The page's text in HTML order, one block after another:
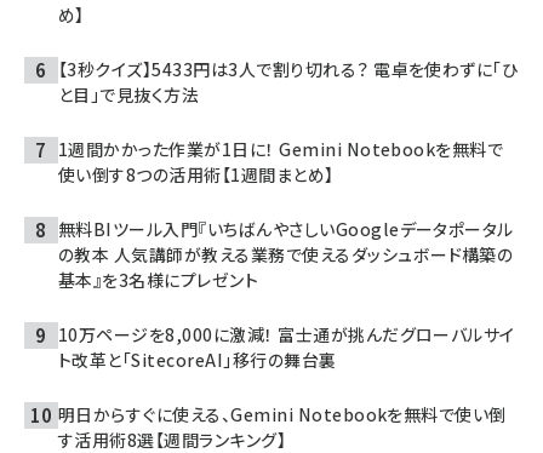
め】
【3秒クイズ】5433円は3人で割り切れる？ 電卓を使わずに「ひ
と目」で見抜く方法
1週間かかった作業が1日に！ Gemini Notebookを無料で
使い倒す8つの活用術【1週間まとめ】
無料BIツール入門『いちばんやさしいGoogleデータポータル
の教本 人気講師が教える業務で使えるダッシュボード構築の
基本』を3名様にプレゼント
10万ページを8,000に激減！ 富士通が挑んだグローバルサイ
ト改革と「SitecoreAI」移行の舞台裏
明日からすぐに使える、Gemini Notebookを無料で使い倒
す活用術8選【週間ランキング】